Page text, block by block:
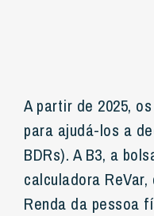
A partir de 2025,
para ajudá-los a
BDRs). A B3, a
calculadora
Renda da pessoa